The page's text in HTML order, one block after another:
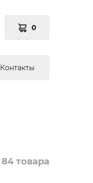
0
Контакты
84 товара